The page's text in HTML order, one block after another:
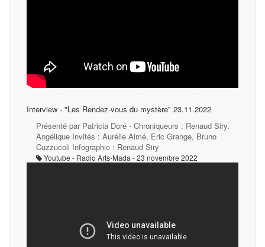
Interview - "Les Rendez-vous du mystère" 23.11.2022
Présenté par Patricia Doré - Chroniqueurs : Renaud Siry,
Angélique Invités : Aurélie Aimé, Eric Grange, Bruno
Cuzzucoli Infographie : Renaud Siry
Youtube - Radio Arts-Mada 23 novembre 2022